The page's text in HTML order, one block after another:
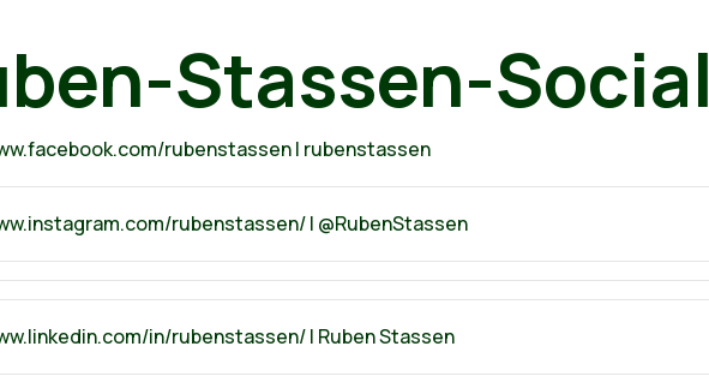
Stassen-Social
rubenstassen | rubenstassen
rubenstassen/ | @RubenStassen
in/rubenstassen/ | Ruben Stassen